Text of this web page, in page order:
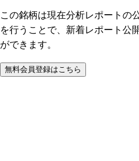
この銘柄は現在分析レポートの
を行うことで、新着レポート公
ができます。
無料会員登録はこちら